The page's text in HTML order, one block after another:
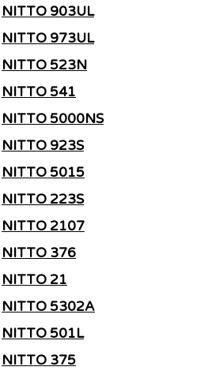
NITTO 903UL
NITTO 973UL
NITTO 523N
NITTO 541
NITTO 5000NS
NITTO 923S
NITTO 5015
NITTO 223S
NITTO 2107
NITTO 376
NITTO 21
NITTO 5302A
NITTO 501L
NITTO 375